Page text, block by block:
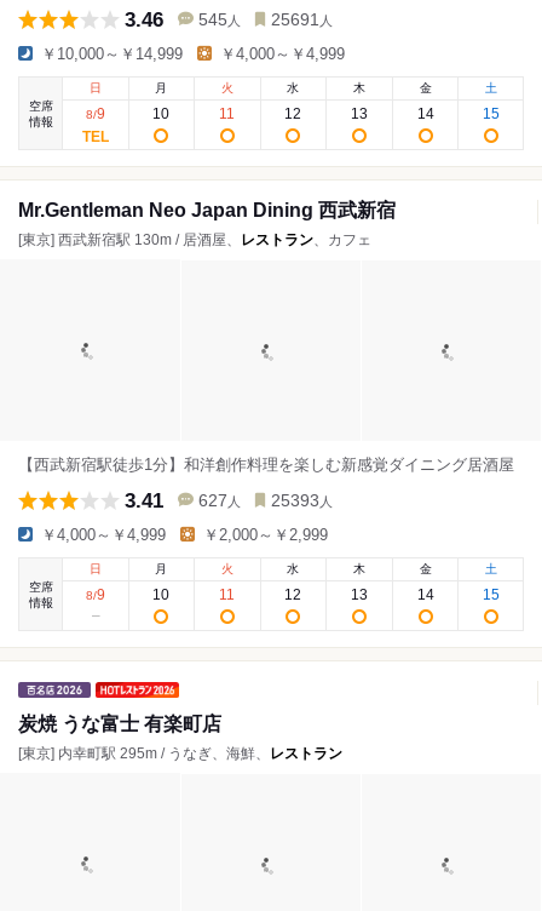
3.46 545 人 25691 人
￥10,000～￥14,999 ￥4,000～￥4,999
空席
情報
日
8/9
月
10
火
11
水
12
木
13
金
14
土
15
Mr.Gentleman Neo Japan Dining 西武新宿
[東京] 西武新宿駅 130m / 居酒屋、 レストラン、カフェ
【西武新宿駅徒歩1分】和洋創作料理を楽しむ新感覚ダイニング居酒屋
3.41 627 人 25393 人
￥4,000～￥4,999 ￥2,000～￥2,999
空席
情報
日
8/9
月
10
火
11
水
12
木
13
金
14
土
15
炭焼 うな富士 有楽町店
[東京] 内幸町駅 295m / うなぎ、海鮮、 レストラン